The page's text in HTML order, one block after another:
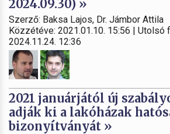
2024.09.30) »
Szerző: Baksa Lajos, Dr. Jámbor Attila
Közzétéve: 2021.01.10. 15:56 | Utolsó
2024.11.24. 12:36
2021 januárjától új
adják ki a lakóházak
bizonyítványát »